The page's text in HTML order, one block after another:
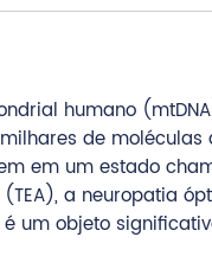
humano
de moléculas
em um estado
a neuropatia
um objeto